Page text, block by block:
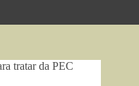
tratar da PEC